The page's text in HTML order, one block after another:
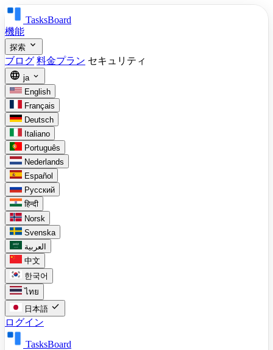
TasksBoard
機能
探索 expand_more
ブログ 料金プラン セキュリティ
language ja expand_more
English
Français
Deutsch
Italiano
Português
Nederlands
Español
Русский
हिन्दी
Norsk
Svenska
العربية
中文
한국어
ไทย
日本語 check
ログイン
TasksBoard